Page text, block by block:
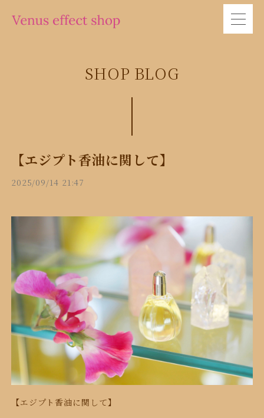
SHOP BLOG
【エジプト香油に関して】
2025/09/14 21:47
【エジプト香油に関して】